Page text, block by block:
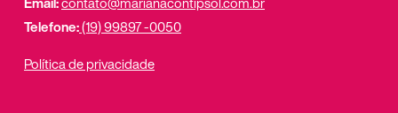
Telefone:(19) 99897 -0050
Política de privacidade